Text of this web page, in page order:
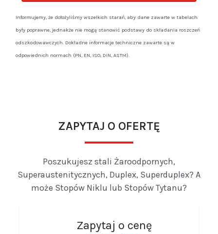
Informujemy, że dołożyliśmy wszelkich starań, aby dane zawarte w tabelach
były poprawne, jednakże nie mogą stanowić podstawy do składania roszczeń
odszkodowawczych. Dokładne informacje techniczne zawarte są w
odpowiednich normach (PN, EN, ISO, DIN, ASTM).
ZAPYTAJ O OFERTĘ
Poszukujesz stali Żaroodpornych,
Superaustenitycznych, Duplex, Superduplex? A
może Stopów Niklu lub Stopów Tytanu?
Zapytaj o cenę